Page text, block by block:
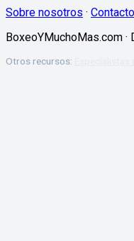
Sobre nosotros · Contacto
BoxeoYMuchoMas.com
Otros recursos: